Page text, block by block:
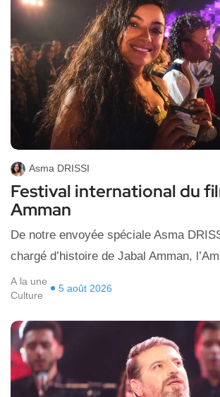
Asma DRISSI
Festival international du
Amman
De notre envoyée spéciale Asma
chargé d’histoire de Jabal Amman,
A la une
Culture
5 août 2026